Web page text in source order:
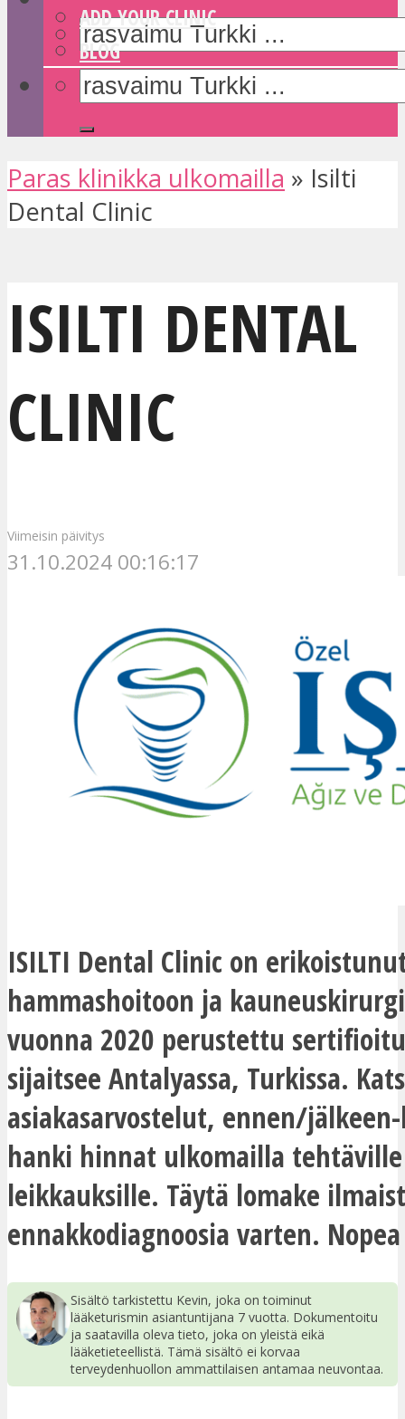
ADD YOUR CLINIC
BLOG
Paras klinikka ulkomailla » Isilti
Dental Clinic
ISILTI DENTAL
CLINIC
Viimeisin päivitys
31.10.2024 00:16:17
ISILTI Dental Clinic on
hammashoitoon ja
vuonna 2020 perustettu
sijaitsee Antalyassa, Turkissa.
asiakasarvostelut, ennen/
hanki hinnat ulkomailla tehtäville
leikkauksille. Täytä lomake
ennakkodiagnoosia varten.
Sisältö tarkistettu Kevin, joka on toiminut
lääketurismin asiantuntijana 7 vuotta. Dokumentoitu
ja saatavilla oleva tieto, joka on yleistä eikä
lääketieteellistä. Tämä sisältö ei korvaa
terveydenhuollon ammattilaisen antamaa neuvontaa.